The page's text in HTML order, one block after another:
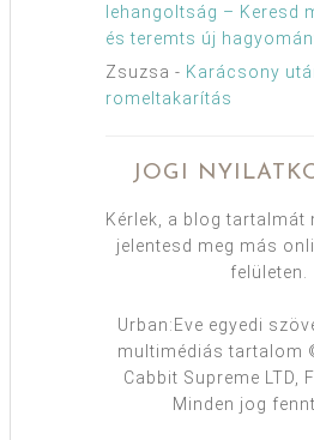
lehangoltság – Keresd
és teremts új
Zsuzsa - Karácsony
romeltakarítás
JOGI
Kérlek, a blog tartalmát
jelentesd meg más
felületen.
Urban:Eve egyedi
multimédiás tartalom
Cabbit Supreme LTD,
Minden jog